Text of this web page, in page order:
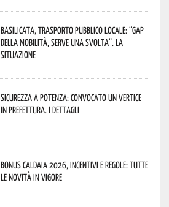
Basilicata, trasporto pubblico locale: “Gap
della mobilità, serve una svolta”. La
situazione
Sicurezza a Potenza: convocato un vertice
in Prefettura. I dettagli
Bonus caldaia 2026, incentivi e regole: tutte
le novità in vigore